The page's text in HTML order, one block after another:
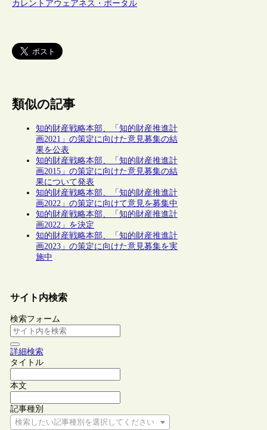
カレントアウェアネス・ポータル
類似の記事
知的財産戦略本部、「知的財産推進計
画2021」の策定に向けた意見募集の結
果を公表
知的財産戦略本部、「知的財産推進計
画2015」の策定に向けた意見募集の結
果について発表
知的財産戦略本部、「知的財産推進計
画2022」の策定に向けて意見を募集中
知的財産戦略本部、「知的財産推進計
画2022」を決定
知的財産戦略本部、「知的財産推進計
画2023」の策定に向けた意見募集を実
施中
サイト内検索
検索フォーム
詳細検索
タイトル
本文
記事種別
検索したい記事種別を選択してください